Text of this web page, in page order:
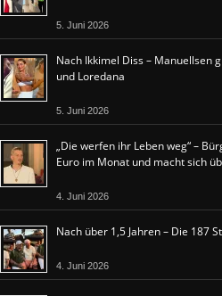
5. Juni 2026
Nach Ikkimel Diss – Manuellsen
und Loredana
5. Juni 2026
„Die werfen ihr Leben weg“ –
Euro im Monat und macht sich
4. Juni 2026
Nach über 1,5 Jahren – Die 187
4. Juni 2026